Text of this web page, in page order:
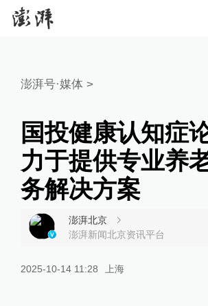
澎湃号·媒体 >
国投健康认知症
力于提供专业养
务解决方案
澎湃北京
澎湃新闻北京资讯平台
2025-10-14 11:28 上海